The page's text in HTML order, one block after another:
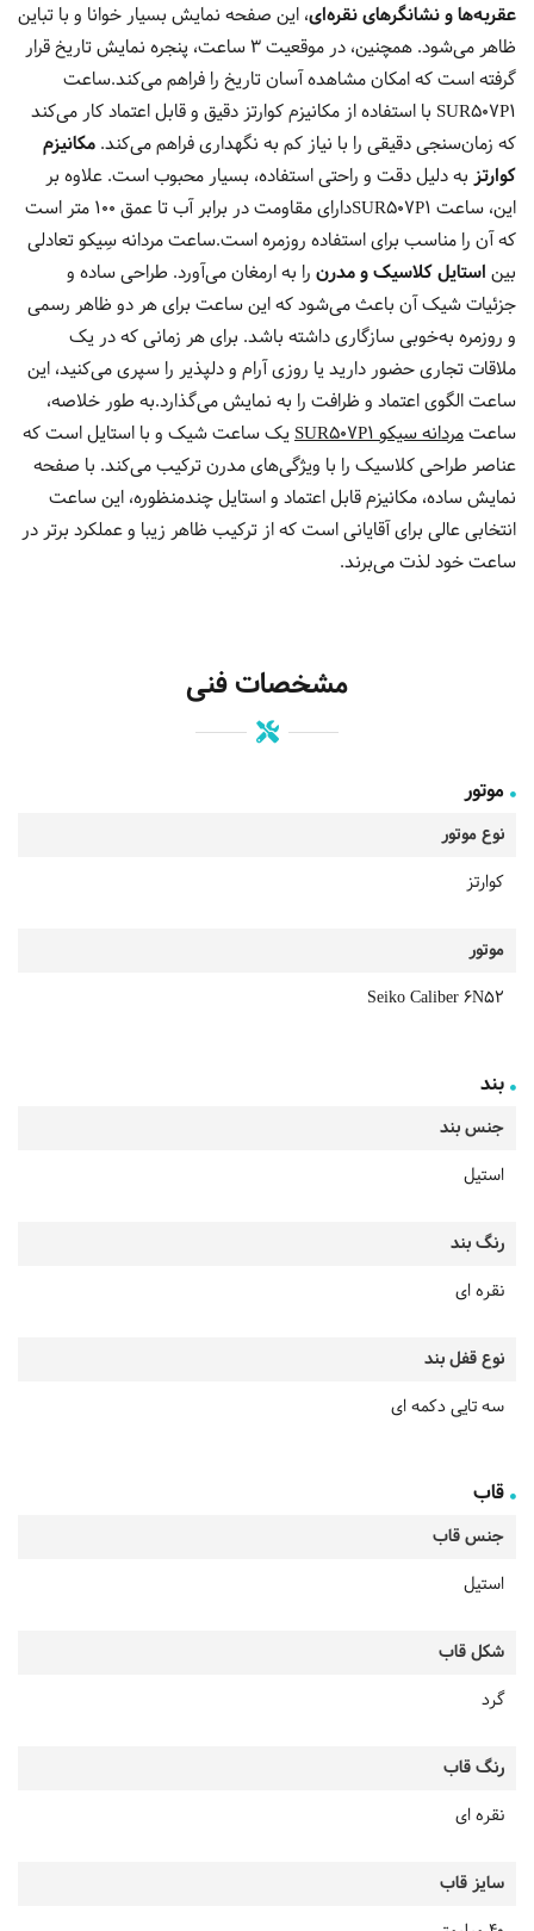
عقربه‌ها و نشانگرهای نقره‌ای، این صفحه نمایش بسیار خوانا و با تباین
ظاهر می‌شود. همچنین، در موقعیت 3 ساعت، پنجره نمایش تاریخ قرار
گرفته است که امکان مشاهده آسان تاریخ را فراهم می‌کند.ساعت
SUR507P1 با استفاده از مکانیزم کوارتز دقیق و قابل اعتماد کار می‌کند
که زمان‌سنجی دقیقی را با نیاز کم به نگهداری فراهم می‌کند. مکانیزم
کوارتز به دلیل دقت و راحتی استفاده، بسیار محبوب است. علاوه بر
این، ساعت SUR507P1دارای مقاومت در برابر آب تا عمق 100 متر است
که آن را مناسب برای استفاده روزمره است.ساعت مردانه سِیکو تعادلی
بین استایل کلاسیک و مدرن را به ارمغان می‌آورد. طراحی ساده و
‌جزئیات شیک آن باعث می‌شود که این ساعت برای هر دو ظاهر رسمی
و روزمره به‌خوبی سازگاری داشته باشد. برای هر زمانی که در یک
ملاقات تجاری حضور دارید یا روزی آرام و دلپذیر را سپری می‌کنید، این
ساعت الگوی اعتماد و ظرافت را به نمایش می‌گذارد.به طور خلاصه،
ساعتمردانه سیکو SUR507P1
یک ساعت شیک و با استایل است که
عناصر طراحی کلاسیک را با ویژگی‌های مدرن ترکیب می‌کند. با صفحه
نمایش ساده، مکانیزم قابل اعتماد و استایل چندمنظوره، این ساعت
انتخابی عالی برای آقایانی است که از ترکیب ظاهر زیبا و عملکرد برتر در
ساعت خود لذت می‌برند.
مشخصات فنی
موتور
نوع موتور
کوارتز
موتور
Seiko Caliber 6N52
بند
جنس بند
استیل
رنگ بند
نقره ای
نوع قفل بند
سه تایی دکمه ای
قاب
جنس قاب
استیل
شکل قاب
گرد
رنگ قاب
نقره ای
سایز قاب